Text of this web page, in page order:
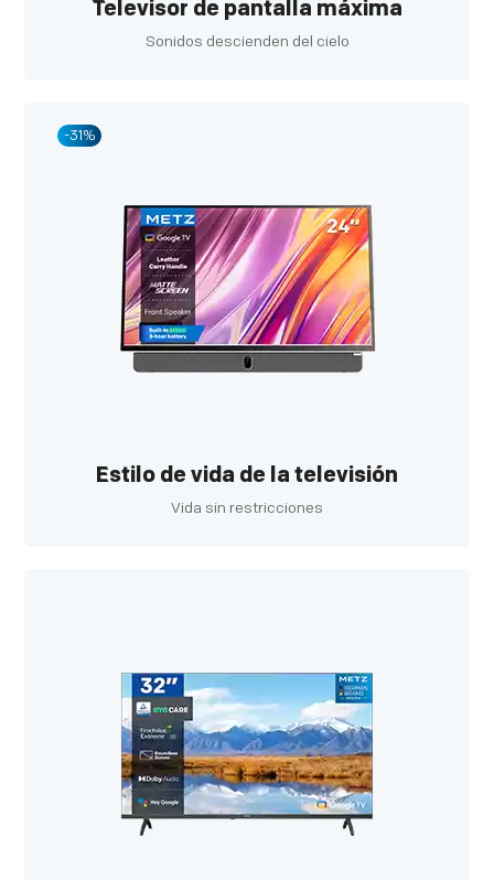
Televisor de pantalla máxima
Sonidos descienden del cielo
-31%
Estilo de vida de la televisión
Vida sin restricciones